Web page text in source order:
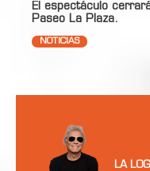
El espectáculo
Paseo La Plaza.
NOTICIAS
LA